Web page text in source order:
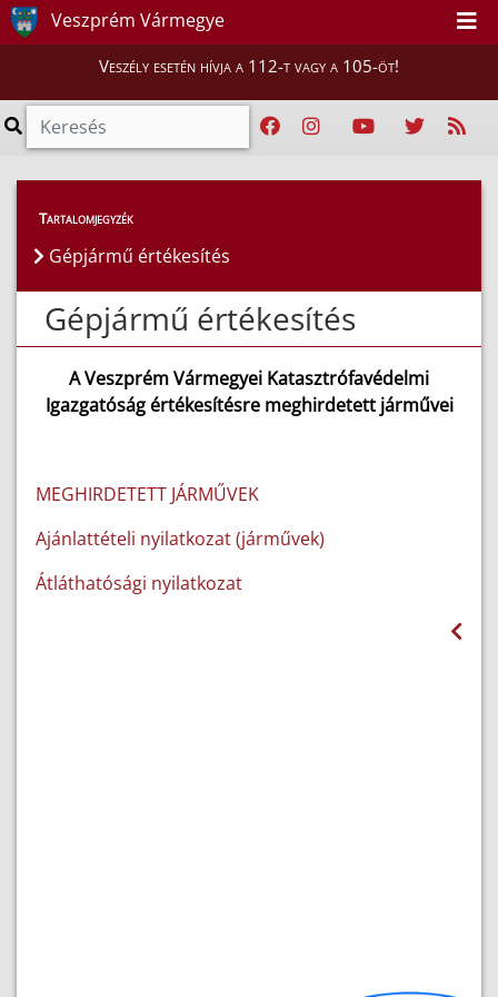
Veszprém Vármegye
Veszély esetén hívja a 112-t vagy a 105-öt!
Lakosság >
Tartalomjegyzék
Gépjármű értékesítés
Gépjármű értékesítés
A Veszprém Vármegyei Katasztrófavédelmi
Igazgatóság értékesítésre meghirdetett járművei
MEGHIRDETETT JÁRMŰVEK
Ajánlattételi nyilatkozat (járművek)
Átláthatósági nyilatkozat